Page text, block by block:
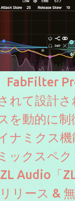
FabFilter
れて設計さ
を動的に制
ナミクス機
ックスペク
Audio「
リース &